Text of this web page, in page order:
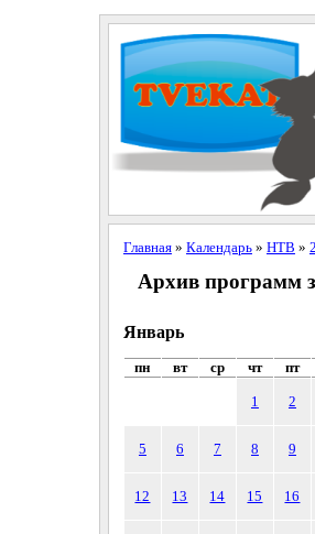
Главная» Календарь» НТВ »
Архив программ
Январь
пн вт ср чт пт
1 2
5 6 7 8 9
12 13 14 15 16